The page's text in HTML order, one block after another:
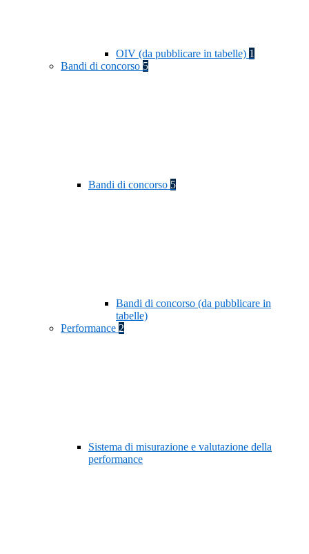
OIV (da pubblicare in tabelle) 1
Bandi di concorso 5
Bandi di concorso 5
Bandi di concorso (da pubblicare in
tabelle)
Performance 2
Sistema di misurazione e valutazione della
performance